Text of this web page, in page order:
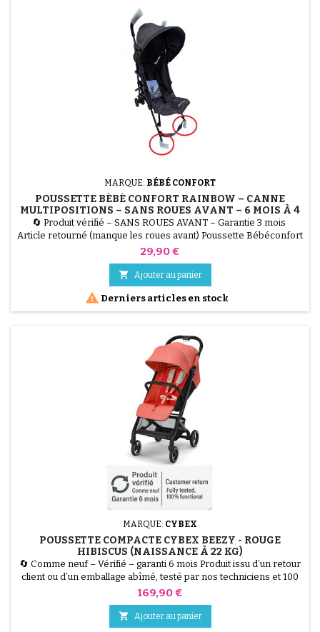
MARQUE: BÉBÉ CONFORT
POUSSETTE BÉBÉ CONFORT RAINBOW – CANNE
MULTIPOSITIONS – SANS ROUES AVANT – 6 MOIS À 4
ANS – MINERAL GRAPHITE
🔄 Produit vérifié – SANS ROUES AVANT – Garantie 3 mois
Article retourné (manque les roues avant) Poussette Bébéconfort
Rainbow, légère, compacte et multipositions. Utilisable de 6 mois
réutilisation ou pièces. Coloris Mineral Graphite (gris).
Prix
29,90 €
 Ajouter au panier
 Derniers articles en stock
MARQUE: CYBEX
POUSSETTE COMPACTE CYBEX BEEZY - ROUGE
HIBISCUS (NAISSANCE À 22 KG)
🔄 Comme neuf – Vérifié – garanti 6 mois Produit issu d’un retour
client ou d’un emballage abîmé, testé par nos techniciens et 100
% fonctionnel. La Poussette CYBEX Beezy en couleur Rouge
offrir un confort maximal sans faire de compromis sur la
praticité, elle est utilisable dès la naissance...
Prix
169,90 €
 Ajouter au panier